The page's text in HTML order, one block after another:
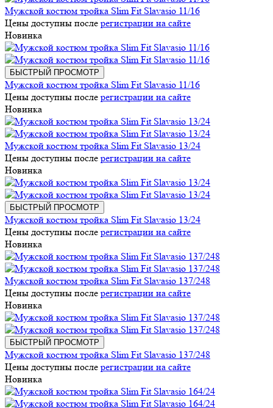
Мужской костюм тройка Slim Fit Slavasio 11/16
Цены доступны после регистрации на сайте
Новинка
БЫСТРЫЙ ПРОСМОТР
Мужской костюм тройка Slim Fit Slavasio 11/16
Цены доступны после регистрации на сайте
Новинка
Мужской костюм тройка Slim Fit Slavasio 13/24
Цены доступны после регистрации на сайте
Новинка
БЫСТРЫЙ ПРОСМОТР
Мужской костюм тройка Slim Fit Slavasio 13/24
Цены доступны после регистрации на сайте
Новинка
Мужской костюм тройка Slim Fit Slavasio 137/248
Цены доступны после регистрации на сайте
Новинка
БЫСТРЫЙ ПРОСМОТР
Мужской костюм тройка Slim Fit Slavasio 137/248
Цены доступны после регистрации на сайте
Новинка